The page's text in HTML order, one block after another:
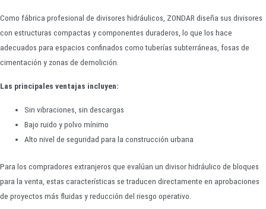
Como fábrica profesional de divisores hidráulicos, ZONDAR diseña sus divisores
con estructuras compactas y componentes duraderos, lo que los hace
adecuados para espacios confinados como tuberías subterráneas, fosas de
cimentación y zonas de demolición.
Las principales ventajas incluyen:
Sin vibraciones, sin descargas
Bajo ruido y polvo mínimo
Alto nivel de seguridad para la construcción urbana
Para los compradores extranjeros que evalúan un divisor hidráulico de bloques
para la venta, estas características se traducen directamente en aprobaciones
de proyectos más fluidas y reducción del riesgo operativo.